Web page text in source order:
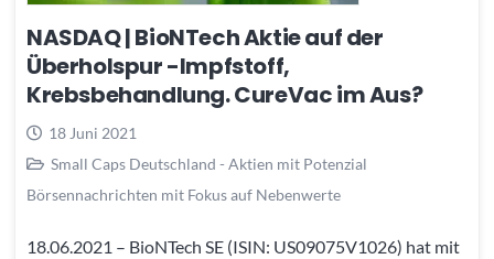
NASDAQ | BioNTech Aktie auf der
Überholspur -Impfstoff,
Krebsbehandlung. CureVac im Aus?
18 Juni 2021
Small Caps Deutschland - Aktien mit Potenzial
Börsennachrichten mit Fokus auf Nebenwerte
18.06.2021 – BioNTech SE (ISIN: US09075V1026) hat mit